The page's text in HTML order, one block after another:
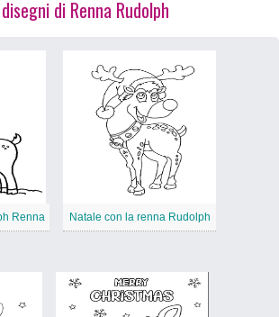
di Renna Rudolph
Renna Natale con la renna Rudolph